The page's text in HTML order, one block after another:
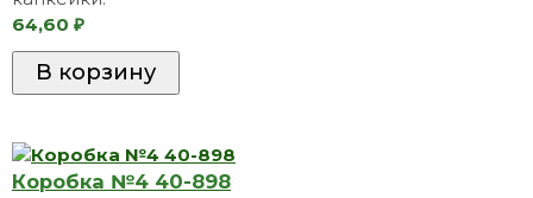
64,60 ₽
Коробкa №4 40-898